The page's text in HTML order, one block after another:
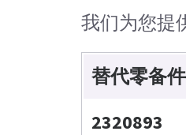
我们为您提
替代零备件
2320893